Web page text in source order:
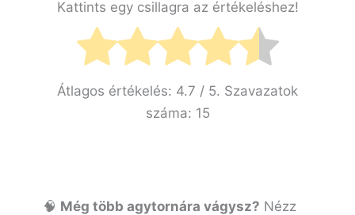
Kattints egy csillagra az értékeléshez!
Átlagos értékelés: 4.7 / 5. Szavazatok
száma: 15
🧠 Még több agytornára vágysz? Nézz